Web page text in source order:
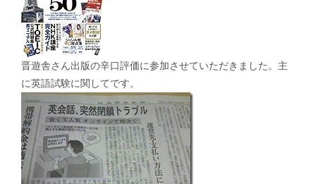
晋遊舎さん出版の辛口評価に参加させていただきました。主
に英語試験に関してです。